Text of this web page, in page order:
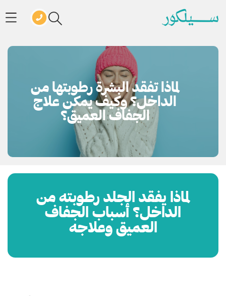
لماذا تفقد البشرة رطوبتها من
الداخل؟ وكيف يمكن علاج
الجفاف العميق؟
لماذا يفقد الجلد رطوبته من
الداخل؟ أسباب الجفاف
العميق وعلاجه